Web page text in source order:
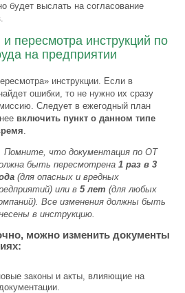
будет выслать на согласование
пересмотра инструкций по
на предприятии
инструкции. Если в
ошибки, то не нужно их сразу
Следует в ежегодный план
включить пункт о данном типе
.
Помните, что документация по ОТ
быть пересмотрена 1 раз в 3
(для опасных и вредных
или в 5 лет (для любых
Все изменения должны быть
в инструкцию.
можно изменить документы
законы и акты, влияющие на